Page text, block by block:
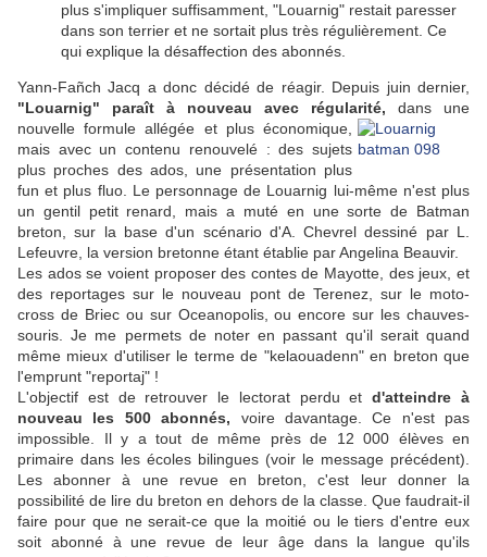
plus s'impliquer suffisamment, "Louarnig" restait paresser
dans son terrier et ne sortait plus très régulièrement. Ce
qui explique la désaffection des abonnés.
Yann-Fañch Jacq a donc décidé de réagir. Depuis juin dernier,
"Louarnig" paraît à nouveau avec régularité, dans une
nouvelle formule allégée et plus économique,
mais avec un contenu renouvelé : des sujets
plus proches des ados, une présentation plus
fun et plus fluo. Le personnage de Louarnig lui-même n'est plus
un gentil petit renard, mais a muté en une sorte de Batman
breton, sur la base d'un scénario d'A. Chevrel dessiné par L.
Lefeuvre, la version bretonne étant établie par Angelina Beauvir.
Les ados se voient proposer des contes de Mayotte, des jeux, et
des reportages sur le nouveau pont de Terenez, sur le moto-
cross de Briec ou sur Oceanopolis, ou encore sur les chauves-
souris. Je me permets de noter en passant qu'il serait quand
même mieux d'utiliser le terme de "kelaouadenn" en breton que
l'emprunt "reportaj" !
L'objectif est de retrouver le lectorat perdu etd'atteindre à
nouveau les 500 abonnés, voire davantage. Ce n'est pas
impossible. Il y a tout de même près de 12 000 élèves en
primaire dans les écoles bilingues (voir le message précédent).
Les abonner à une revue en breton, c'est leur donner la
possibilité de lire du breton en dehors de la classe. Que faudrait-il
faire pour que ne serait-ce que la moitié ou le tiers d'entre eux
soit abonné à une revue de leur âge dans la langue qu'ils